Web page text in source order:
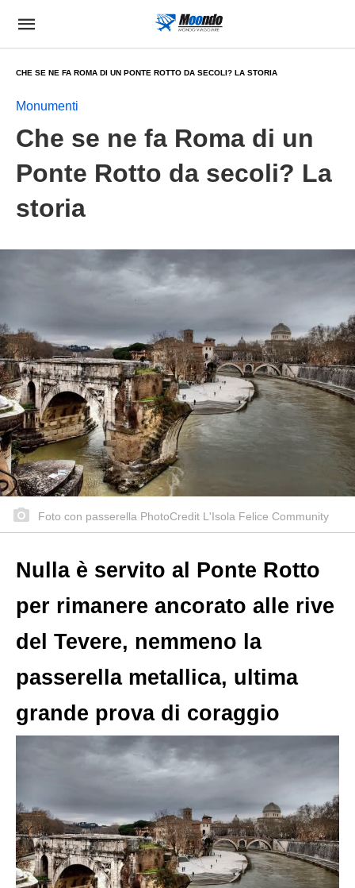
CHE SE NE FA ROMA DI UN PONTE ROTTO DA SECOLI? LA STORIA
Monumenti
Che se ne fa Roma di un
Ponte Rotto da secoli? La
storia
Foto con passerella PhotoCredit L'Isola Felice Community
Nulla è servito al Ponte Rotto
per rimanere ancorato alle rive
del Tevere, nemmeno la
passerella metallica, ultima
grande prova di coraggio